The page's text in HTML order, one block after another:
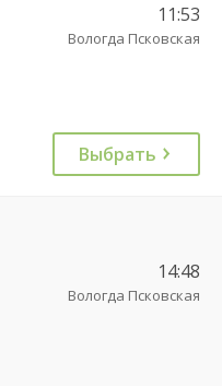
11:53
Вологда Псковская
Выбрать
14:48
Вологда Псковская